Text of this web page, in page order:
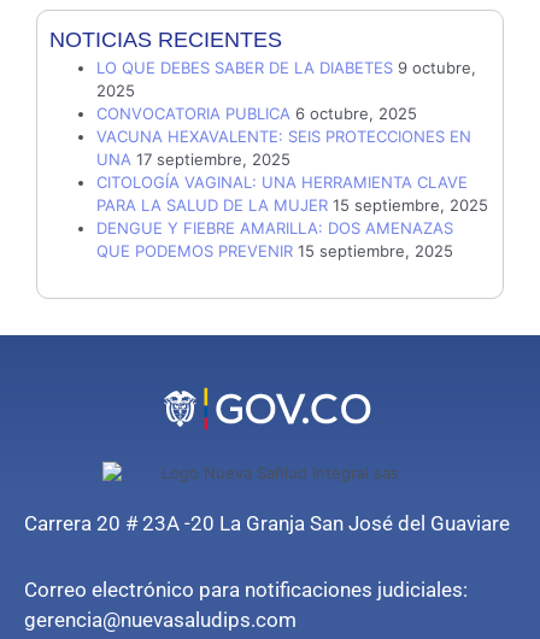
NOTICIAS RECIENTES
LO QUE DEBES SABER DE LA DIABETES 9 octubre,
2025
CONVOCATORIA PUBLICA 6 octubre, 2025
VACUNA HEXAVALENTE: SEIS PROTECCIONES EN
UNA 17 septiembre, 2025
CITOLOGÍA VAGINAL: UNA HERRAMIENTA CLAVE
PARA LA SALUD DE LA MUJER 15 septiembre, 2025
DENGUE Y FIEBRE AMARILLA: DOS AMENAZAS
QUE PODEMOS PREVENIR 15 septiembre, 2025
Carrera 20 # 23A -20 La Granja San José del Guaviare
Correo electrónico para notificaciones judiciales:
gerencia@nuevasaludips.com